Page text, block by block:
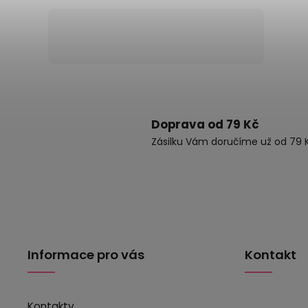
Doprava od 79 Kč
Zásilku Vám doručíme už od 79
Informace pro vás Kontakt